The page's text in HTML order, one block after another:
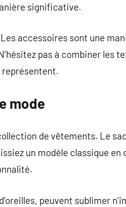
significative.
accessoires sont une
pas à combiner les
représentent.
mode
de vêtements. Le
un modèle classique en
peuvent sublimer